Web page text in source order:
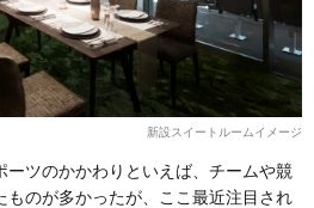
新設スイートルームイメージ
ツのかかわりといえば、チームや競
ものが多かったが、ここ最近注目され